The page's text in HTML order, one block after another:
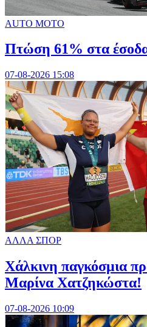
AUTO MOTO
Πτώση 61% στα
07-08-2026 15:08
ΑΛΛΑ ΣΠΟΡ
Χάλκινη παγκόσμια
Μαρίνα Χατζηκώστα!
07-08-2026 10:09